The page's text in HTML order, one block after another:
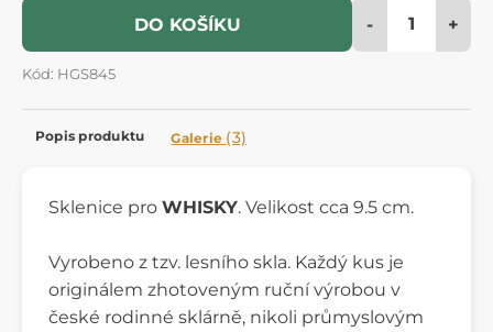
DO KOŠÍKU - +
Kód: HGS845
Popis produktu Galerie (3)
Sklenice pro WHISKY. Velikost cca 9.5 cm.
Vyrobeno z tzv. lesního skla. Každý kus je
originálem zhotoveným ruční výrobou v
české rodinné sklárně, nikoli průmyslovým